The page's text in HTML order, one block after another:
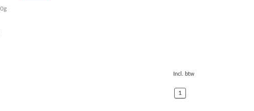
Incl. btw
1